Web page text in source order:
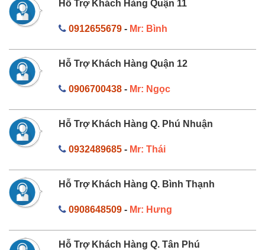
Hỗ Trợ Khách Hàng Quận 11
0912655679- Mr: Bình
Hỗ Trợ Khách Hàng Quận 12
0906700438- Mr: Ngọc
Hỗ Trợ Khách Hàng Q. Phú Nhuận
0932489685- Mr: Thái
Hỗ Trợ Khách Hàng Q. Bình Thạnh
0908648509- Mr: Hưng
Hỗ Trợ Khách Hàng Q. Tân Phú